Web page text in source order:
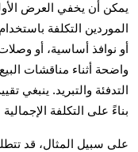
يمكن أن يخفي العرض
الموردين التكلفة
أو نوافذ أساسية، أو
واضحة أثناء مناقشات
التدفئة والتبريد. ينبغي
بناءً على التكلفة
على سبيل المثال، قد